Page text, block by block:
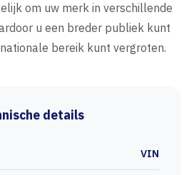
om uw merk in verschillende
u een breder publiek kunt
bereik kunt vergroten.
details
VIN